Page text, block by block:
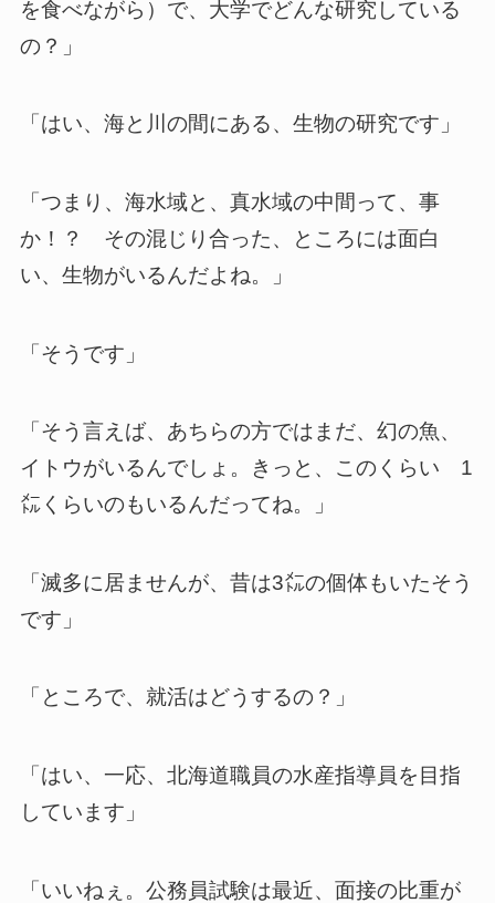
を食べながら）で、大学でどんな研究している
の？」
「はい、海と川の間にある、生物の研究です」
「つまり、海水域と、真水域の中間って、事
か！？ その混じり合った、ところには面白
い、生物がいるんだよね。」
「そうです」
「そう言えば、あちらの方ではまだ、幻の魚、
イトウがいるんでしょ。きっと、このくらい 1
㍍くらいのもいるんだってね。」
「滅多に居ませんが、昔は3㍍の個体もいたそう
です」
「ところで、就活はどうするの？」
「はい、一応、北海道職員の水産指導員を目指
しています」
「いいねぇ。公務員試験は最近、面接の比重が